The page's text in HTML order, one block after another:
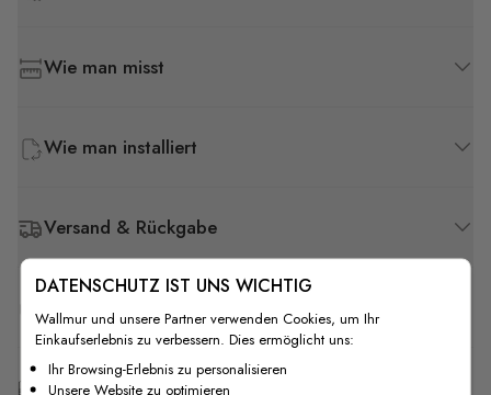
Wie man misst
Wie man installiert
Versand & Rückgabe
F.A.Q
Kostenlose Anpassung
DATENSCHUTZ IST UNS WICHTIG
Wallmur und unsere Partner verwenden Cookies, um Ihr
Einkaufserlebnis zu verbessern. Dies ermöglicht uns:
Ihr Browsing-Erlebnis zu personalisieren
Unsere Website zu optimieren